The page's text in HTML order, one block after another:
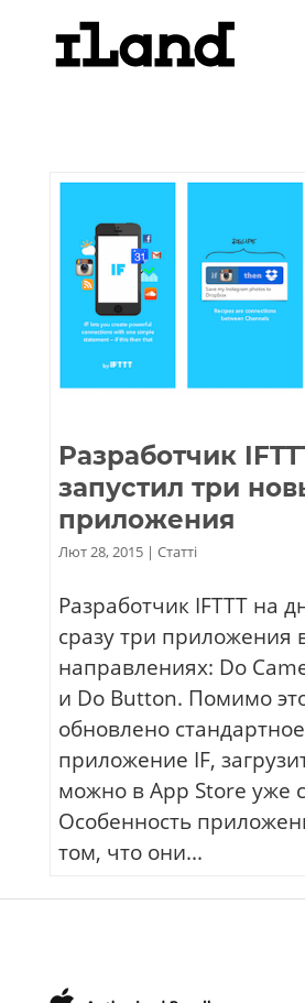
Разработчик
запустил три
приложения
Лют 28, 2015| Статті
Разработчик IFTTT на
сразу три приложения
направлениях: Do
и Do Button. Помимо
обновлено стандартное
приложение IF,
можно в App Store уже
Особенность
том, что они...